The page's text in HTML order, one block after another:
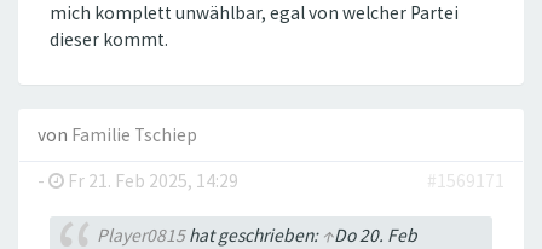
mich komplett unwählbar, egal von welcher Partei
dieser kommt.
von Familie Tschiep
-
Fr 21. Feb 2025, 14:29 #1569171
Player0815hat geschrieben: ↑Do 20. Feb